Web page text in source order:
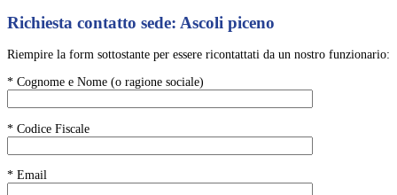
Richiesta contatto sede: Ascoli piceno
Riempire la form sottostante per essere ricontattati da un nostro funzionario:
* Cognome e Nome (o ragione sociale)
* Codice Fiscale
* Email